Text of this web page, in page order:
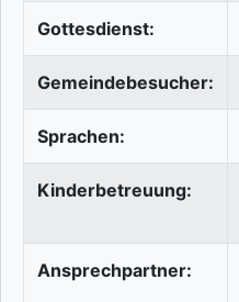
Gottesdienst:
Gemeindebesucher:
Sprachen:
Kinderbetreuung:
Ansprechpartner: